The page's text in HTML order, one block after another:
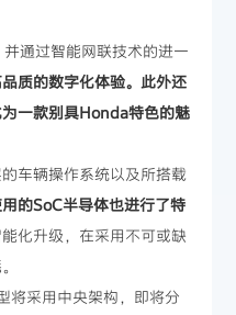
通过智能网联技术的进一
质的数字化体验。此外还
一款别具Honda特色的魅
车辆操作系统以及所搭载
的SoC半导体也进行了特
化升级，在采用不可或缺
将采用中央架构，即将分